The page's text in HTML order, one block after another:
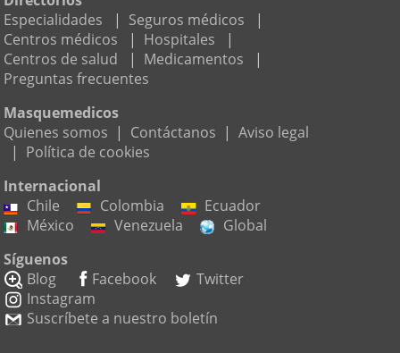
Especialidades
| Seguros médicos
|
Centros médicos
| Hospitales
|
Centros de salud
| Medicamentos
|
Preguntas frecuentes
Masquemedicos
Quienes somos | Contáctanos | Aviso legal
| Política de cookies
Internacional
Chile
Colombia
Ecuador
México
Venezuela
Global
Síguenos
Blog
Facebook
Twitter
Instagram
Suscríbete a nuestro boletín